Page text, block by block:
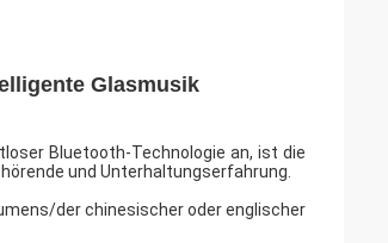
Glasmusik
Bluetooth-Technologie an, ist die
und Unterhaltungserfahrung.
der chinesischer oder englischer